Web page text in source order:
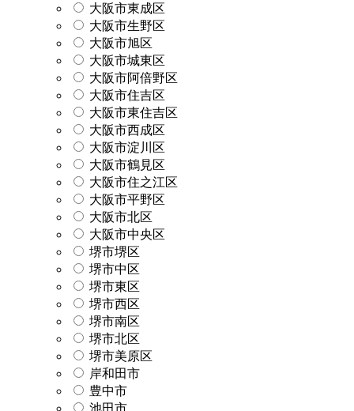
大阪市東成区
大阪市生野区
大阪市旭区
大阪市城東区
大阪市阿倍野区
大阪市住吉区
大阪市東住吉区
大阪市西成区
大阪市淀川区
大阪市鶴見区
大阪市住之江区
大阪市平野区
大阪市北区
大阪市中央区
堺市堺区
堺市中区
堺市東区
堺市西区
堺市南区
堺市北区
堺市美原区
岸和田市
豊中市
池田市